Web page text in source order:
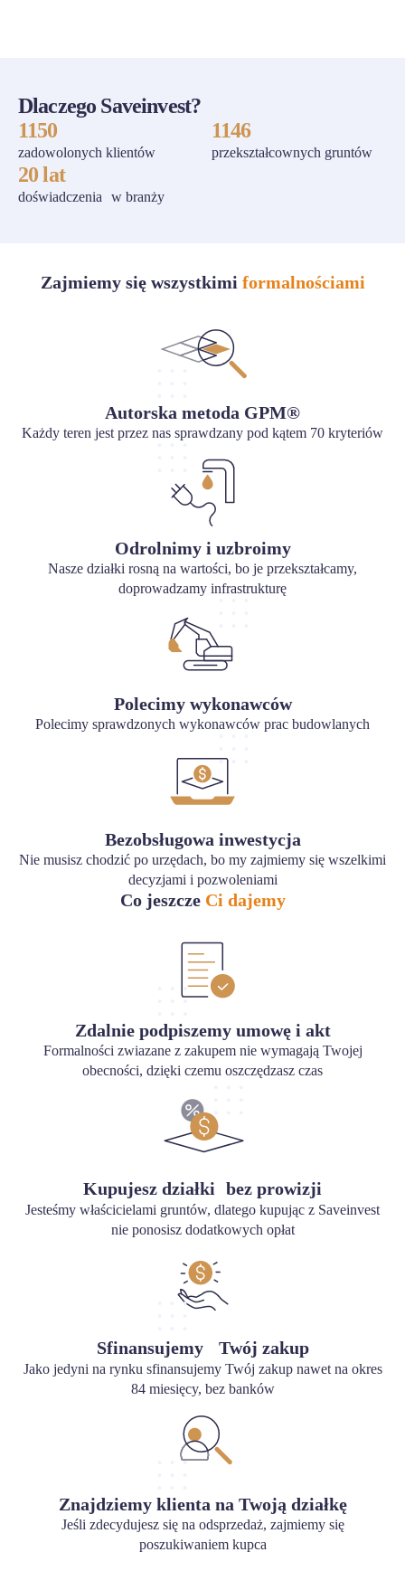
Dlaczego Saveinvest?
1150
zadowolonych klientów
1146
przekształcownych gruntów
20 lat
doświadczenia w branży
Zajmiemy się wszystkimi formalnościami
Autorska metoda GPM®
Każdy teren jest przez nas sprawdzany pod kątem 70 kryteriów
Odrolnimy i uzbroimy
Nasze działki rosną na wartości, bo je przekształcamy,
doprowadzamy infrastrukturę
Polecimy wykonawców
Polecimy sprawdzonych wykonawców prac budowlanych
Bezobsługowa inwestycja
Nie musisz chodzić po urzędach, bo my zajmiemy się wszelkimi
decyzjami i pozwoleniami
Co jeszcze Ci dajemy
Zdalnie podpiszemy umowę i akt
Formalności zwiazane z zakupem nie wymagają Twojej
obecności, dzięki czemu oszczędzasz czas
Kupujesz działki bez prowizji
Jesteśmy właścicielami gruntów, dlatego kupując z Saveinvest
nie ponosisz dodatkowych opłat
Sfinansujemy Twój zakup
Jako jedyni na rynku sfinansujemy Twój zakup nawet na okres
84 miesięcy, bez banków
Znajdziemy klienta na Twoją działkę
Jeśli zdecydujesz się na odsprzedaż, zajmiemy się
poszukiwaniem kupca